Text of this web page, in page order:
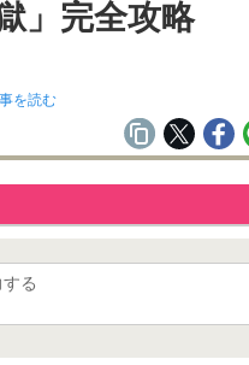
」完全攻略
を読む
る